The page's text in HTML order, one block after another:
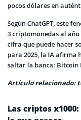
pocos dólares en
Según ChatGPT, este
3 criptomonedas al
cifra que puede hacer
para 2025, la IA afirma
saltar la banca: Bitcoin
Artículo relacionado:
Las criptos